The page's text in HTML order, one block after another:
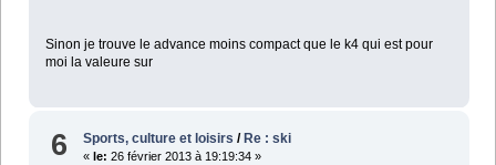
Sinon je trouve le advance moins compact que le k4 qui est pour
moi la valeure sur
6 Sports, culture et loisirs / Re : ski
« le: 26 février 2013 à 19:19:34 »